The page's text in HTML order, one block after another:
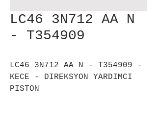
LC46 3N712 AA N
- T354909
LC46 3N712 AA N - T354909 -
KECE - DIREKSYON YARDIMCI
PISTON